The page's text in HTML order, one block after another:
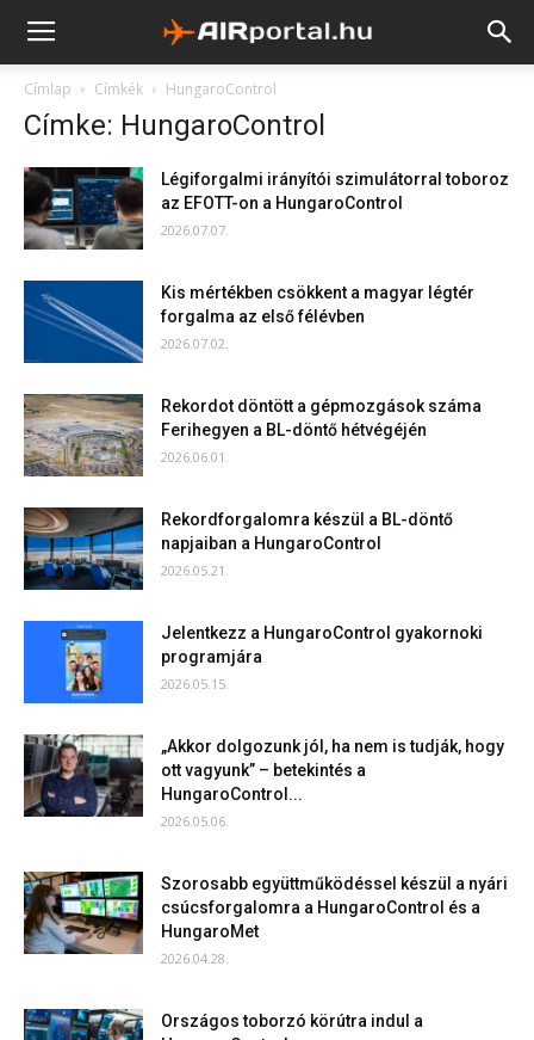
Címlap Címkék HungaroControl
Címke: HungaroControl
Légiforgalmi irányítói szimulátorral toboroz
az EFOTT-on a HungaroControl
2026.07.07.
Kis mértékben csökkent a magyar légtér
forgalma az első félévben
2026.07.02.
Rekordot döntött a gépmozgások száma
Ferihegyen a BL-döntő hétvégéjén
2026.06.01.
Rekordforgalomra készül a BL-döntő
napjaiban a HungaroControl
2026.05.21.
Jelentkezz a HungaroControl gyakornoki
programjára
2026.05.15.
„Akkor dolgozunk jól, ha nem is tudják, hogy
ott vagyunk” – betekintés a
HungaroControl...
2026.05.06.
Szorosabb együttműködéssel készül a nyári
csúcsforgalomra a HungaroControl és a
HungaroMet
2026.04.28.
Országos toborzó körútra indul a